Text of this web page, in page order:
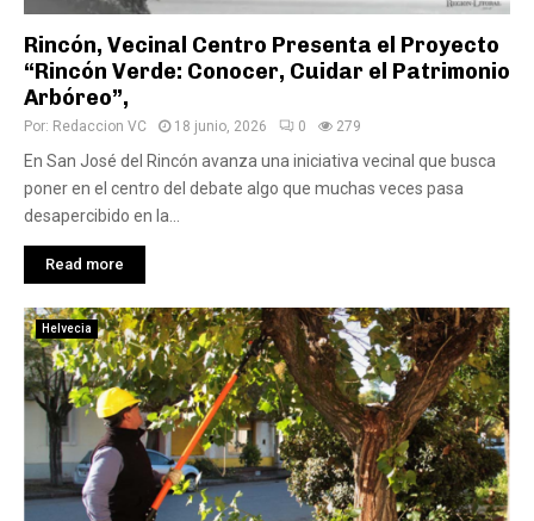
Rincón, Vecinal Centro Presenta el Proyecto
“Rincón Verde: Conocer, Cuidar el Patrimonio
Arbóreo”,
Por: Redaccion VC 18 junio, 2026 0 279
En San José del Rincón avanza una iniciativa vecinal que busca
poner en el centro del debate algo que muchas veces pasa
desapercibido en la...
Read more
Helvecia